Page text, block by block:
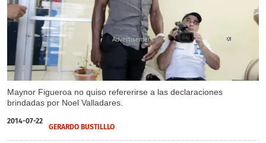
Maynor Figueroa no quiso refererirse a las declaraciones
brindadas por Noel Valladares.
X
2014-07-22
GERARDO BUSTILLLO